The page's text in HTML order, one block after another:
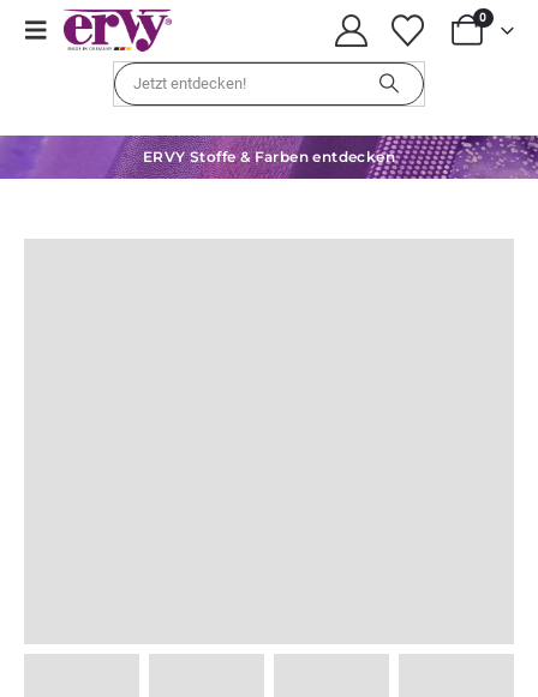
0
ERVY Stoffe & Farben entdecken